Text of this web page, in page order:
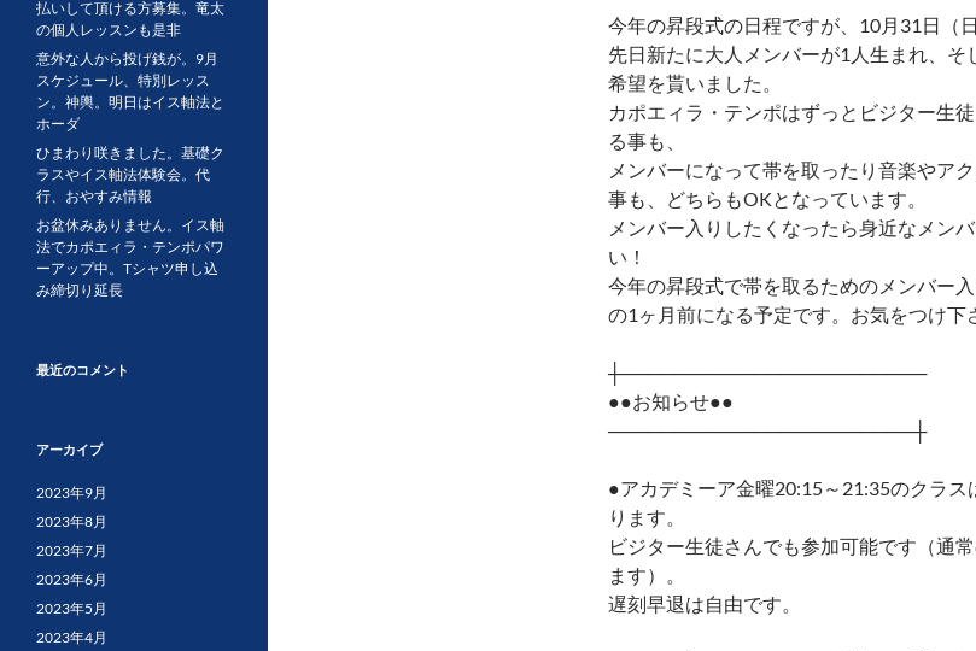
今年の昇段式の日程ですが、10月31日（
先日新たに大人メンバーが1人生まれ、そ
希望を貰いました。
カポエィラ・テンポはずっとビジター生
る事も、
メンバーになって帯を取ったり音楽やア
事も、どちらもOKとなっています。
メンバー入りしたくなったら身近なメン
い！
今年の昇段式で帯を取るためのメンバー
の1ヶ月前になる予定です。お気をつけ下
┼───────────────────────
●●お知らせ●●
───────────────────────┼
●アカデミーア金曜20:15～21:35のクラス
ります。
ビジター生徒さんでも参加可能です（通
ます）。
遅刻早退は自由です。
払いして頂ける方募集。竜太
の個人レッスンも是非
意外な人から投げ銭が。9月
スケジュール、特別レッス
ン。神輿。明日はイス軸法と
ホーダ
ひまわり咲きました。基礎ク
ラスやイス軸法体験会。代
行、おやすみ情報
お盆休みありません。イス軸
法でカポエィラ・テンポパワ
ーアップ中。Tシャツ申し込
み締切り延長
最近のコメント
アーカイブ
2023年9月
2023年8月
2023年7月
2023年6月
2023年5月
2023年4月